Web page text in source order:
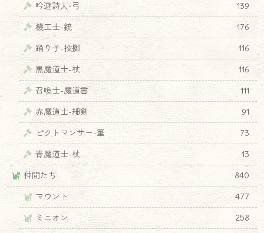
吟遊詩人-弓
139
機工士-銃
176
踊り子-投擲
116
黒魔道士-杖
116
召喚士-魔道書
111
赤魔道士-細剣
91
ピクトマンサー-筆
73
青魔道士-杖
13
仲間たち
840
マウント
477
ミニオン
258